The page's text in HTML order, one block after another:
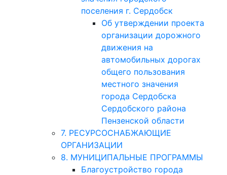
поселения г. Сердобск
Об утверждении проекта
организации дорожного
движения на
автомобильных дорогах
общего пользования
местного значения
города Сердобска
Сердобского района
Пензенской области
7. РЕСУРСОСНАБЖАЮЩИЕ
ОРГАНИЗАЦИИ
8. МУНИЦИПАЛЬНЫЕ ПРОГРАММЫ
Благоустройство города